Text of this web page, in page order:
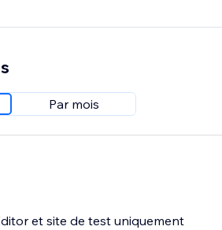
Par mois
et site de test uniquement